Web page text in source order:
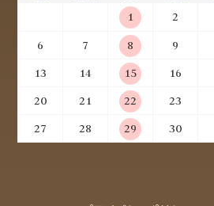
1 2
6
7 8 9
13
14 15 16
20
21 22 23
27
28 29 30